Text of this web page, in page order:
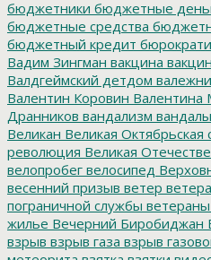
бюджетники бюджетные
бюджетные средства
бюджетный кредит
Вадим Зингман вакцина
Валдгеймский детдом
Валентин Коровин Валентина
Дранников вандализм вандалы
Великан Великая Октябрьская
революция Великая
велопробег велосипед
весенний призыв ветер
пограничной службы
жилье Вечерний Биробиджан
взрыв взрыв газа взрыв